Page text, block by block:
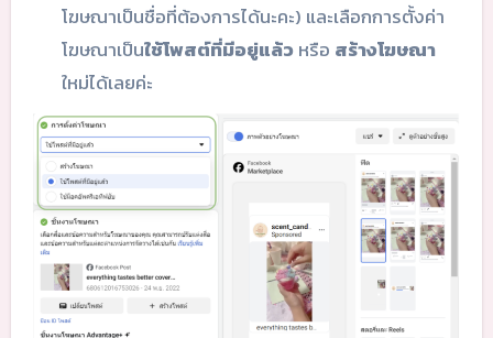
โฆษณาเป็นชื่อที่ต้องการได้นะคะ) และเลือกการตั้งค่า
โฆษณาเป็นใช้โพสต์ที่มีอยู่แล้วหรือ สร้างโฆษณา
ใหม่ได้เลยค่ะ